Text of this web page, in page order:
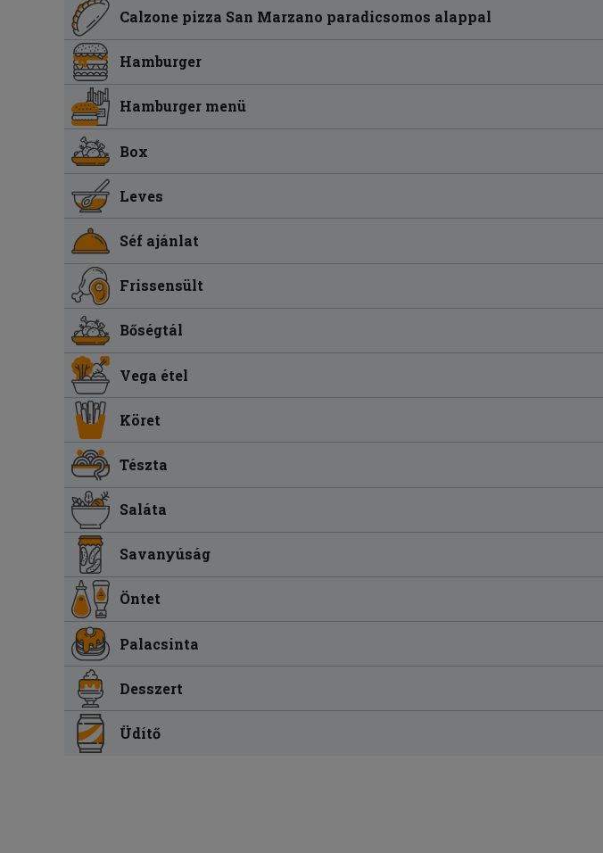
Calzone pizza San Marzano paradicsomos alappal
Hamburger
Hamburger menü
Box
Leves
Séf ajánlat
Frissensült
Bőségtál
Vega étel
Köret
Tészta
Saláta
Savanyúság
Öntet
Palacsinta
Desszert
Üdítő